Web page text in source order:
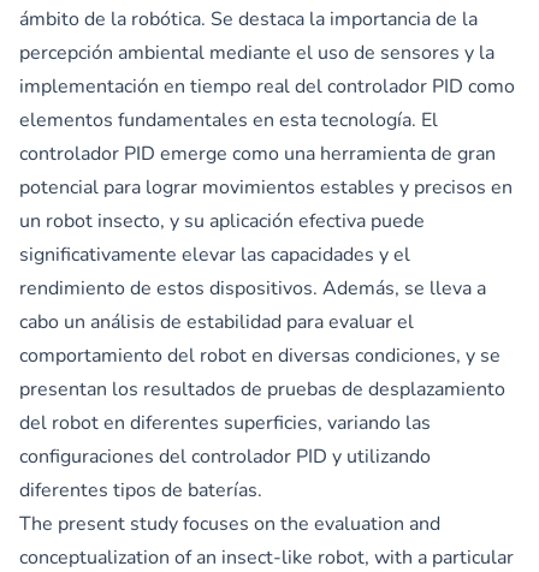
ámbito de la robótica. Se destaca la importancia de la
percepción ambiental mediante el uso de sensores y la
implementación en tiempo real del controlador PID como
elementos fundamentales en esta tecnología. El
controlador PID emerge como una herramienta de gran
potencial para lograr movimientos estables y precisos en
un robot insecto, y su aplicación efectiva puede
significativamente elevar las capacidades y el
rendimiento de estos dispositivos. Además, se lleva a
cabo un análisis de estabilidad para evaluar el
comportamiento del robot en diversas condiciones, y se
presentan los resultados de pruebas de desplazamiento
del robot en diferentes superficies, variando las
configuraciones del controlador PID y utilizando
diferentes tipos de baterías.
The present study focuses on the evaluation and
conceptualization of an insect-like robot, with a particular